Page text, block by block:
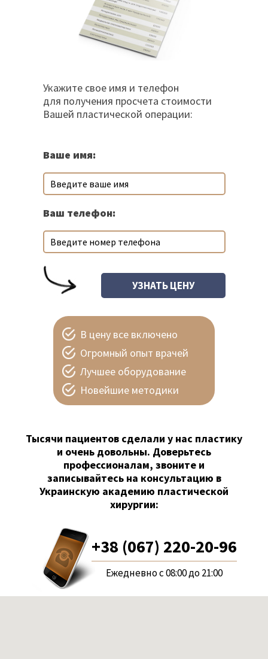
Укажите свое имя и телефон
для получения просчета стоимости
Вашей пластической операции:
Ваше имя:
Ваш телефон:
В цену все включено
Огромный опыт врачей
Лучшее оборудование
Новейшие методики
Тысячи пациентов сделали у нас пластику
и очень довольны. Доверьтесь
профессионалам, звоните и
записывайтесь на консультацию в
Украинскую академию пластической
хирургии:
+38 (067) 220-20-96
Ежедневно с 08:00 до 21:00